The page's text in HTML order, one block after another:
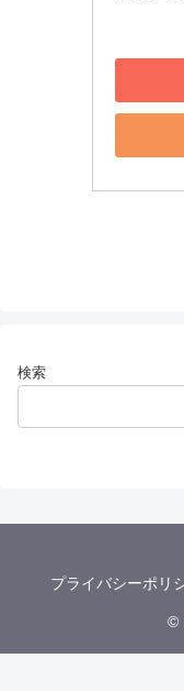
検索
プライバシーポリ
©